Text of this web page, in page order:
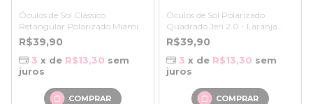
Óculos de Sol Clássico
Retangular Polarizado Miami -
Laranja Espelhado Preto -
Bambu
R$39,90
3 x de R$13,30 sem
juros
Óculos de Sol Polarizado
Quadrado Jeri 2.0 - Laranja
Espelhado Preto Fosco /
Marrom- Bambu
R$39,90
3 x de R$13,30 sem
juros